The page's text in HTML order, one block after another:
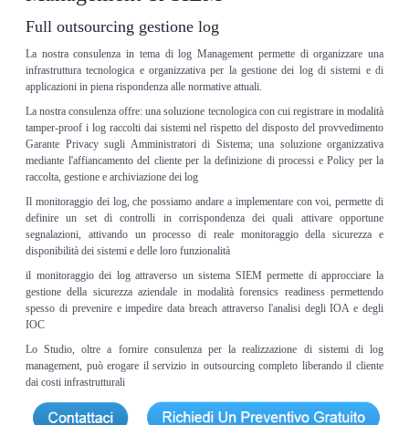
Full outsourcing gestione log
La nostra consulenza in tema di log Management permette di organizzare una
infrastruttura tecnologica e organizzativa per la gestione dei log di sistemi e di
applicazioni in piena rispondenza alle normative attuali.
La nostra consulenza offre: una soluzione tecnologica con cui registrare in modalità
tamper-proof i log raccolti dai sistemi nel rispetto del disposto del provvedimento
Garante Privacy sugli Amministratori di Sistema; una soluzione organizzativa
mediante l'affiancamento del cliente per la definizione di processi e Policy per la
raccolta, gestione e archiviazione dei log
Il monitoraggio dei log, che possiamo andare a implementare con voi, permette di
definire un set di controlli in corrispondenza dei quali attivare opportune
segnalazioni, attivando un processo di reale monitoraggio della sicurezza e
disponibilità dei sistemi e delle loro funzionalità
il monitoraggio dei log attraverso un sistema SIEM permette di approcciare la
gestione della sicurezza aziendale in modalità forensics readiness permettendo
spesso di prevenire e impedire data breach attraverso l'analisi degli IOA e degli
IOC
Lo Studio, oltre a fornire consulenza per la realizzazione di sistemi di log
management, può erogare il servizio in outsourcing completo liberando il cliente
dai costi infrastrutturali